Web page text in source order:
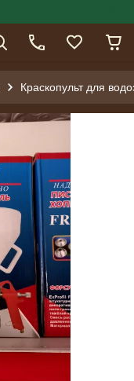
Краскопульт для